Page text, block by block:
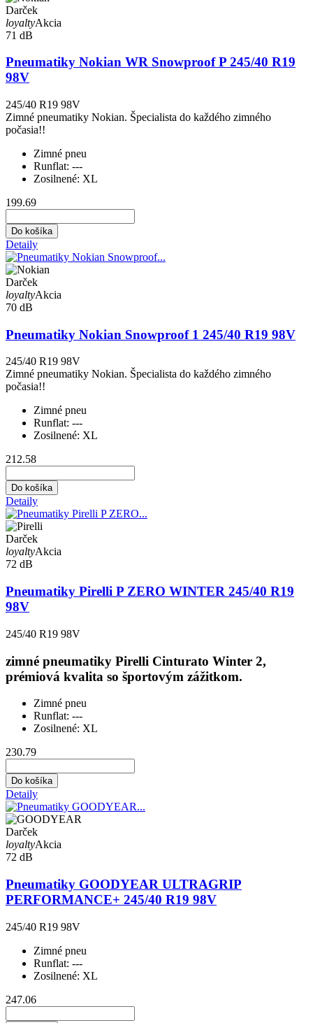
Darček
loyaltyAkcia
71 dB
Pneumatiky Nokian WR Snowproof P 245/40 R19
98V
245/40 R19 98V
Zimné pneumatiky Nokian. Špecialista do každého zimného
počasia!!
Zimné pneu
Runflat: ---
Zosilnené: XL
199.69
Do košíka
Detaily
Darček
loyaltyAkcia
70 dB
Pneumatiky Nokian Snowproof 1 245/40 R19 98V
245/40 R19 98V
Zimné pneumatiky Nokian. Špecialista do každého zimného
počasia!!
Zimné pneu
Runflat: ---
Zosilnené: XL
212.58
Do košíka
Detaily
Darček
loyaltyAkcia
72 dB
Pneumatiky Pirelli P ZERO WINTER 245/40 R19
98V
245/40 R19 98V
zimné pneumatiky Pirelli Cinturato Winter 2,
prémiová kvalita so športovým zážitkom.
Zimné pneu
Runflat: ---
Zosilnené: XL
230.79
Do košíka
Detaily
Darček
loyaltyAkcia
72 dB
Pneumatiky GOODYEAR ULTRAGRIP
PERFORMANCE+ 245/40 R19 98V
245/40 R19 98V
Zimné pneu
Runflat: ---
Zosilnené: XL
247.06